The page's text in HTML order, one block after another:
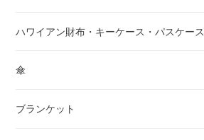
ハワイアン財布・キーケース・パスケース
傘
ブランケット